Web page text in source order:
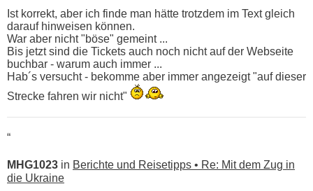
Ist korrekt, aber ich finde man hätte trotzdem im Text gleich
darauf hinweisen können.
War aber nicht "böse" gemeint ...
Bis jetzt sind die Tickets auch noch nicht auf der Webseite
buchbar - warum auch immer ...
Hab´s versucht - bekomme aber immer angezeigt "auf dieser
Strecke fahren wir nicht"
“
MHG1023 in Berichte und Reisetipps • Re: Mit dem Zug in
die Ukraine